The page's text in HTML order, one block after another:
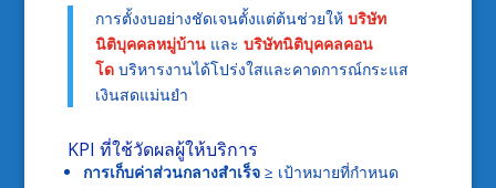
การตั้งงบอย่างชัดเจนตั้งแต่ต้นช่วยให้ บริษัท
นิติบุคคลหมู่บ้านและ บริษัทนิติบุคคลคอน
โดบริหารงานได้โปร่งใสและคาดการณ์กระแส
เงินสดแม่นยำ
KPI ที่ใช้วัดผลผู้ให้บริการ
การเก็บค่าส่วนกลางสำเร็จ≥ เป้าหมายที่กำหนด